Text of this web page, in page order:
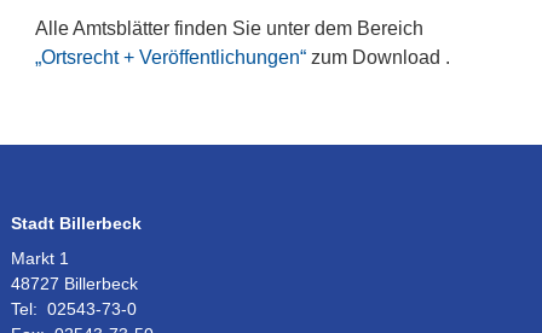
Alle Amtsblätter finden Sie unter dem Bereich
„Ortsrecht + Veröffentlichungen“zum Download .
Stadt Billerbeck
Markt 1
48727 Billerbeck
Tel: 02543-73-0